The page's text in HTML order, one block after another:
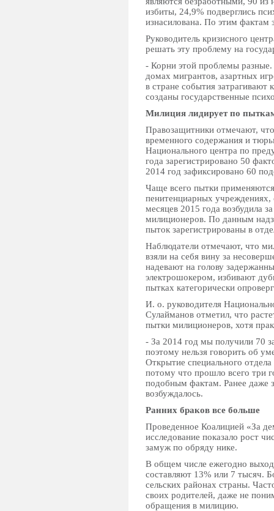
избиты, 24,9% подверглись
изнасилована. По этим фактам
Руководитель кризисного
решать эту проблему на
- Корни этой проблемы
домах мигрантов, азартных
в стране события
созданы государственные
Милиция лидирует по
Правозащитники отмечают,
временного содержания и
Национального центра по
года зарегистрировано 50
2014 год зафиксировано 60
Чаще всего пытки
пенитенциарных учреждениях,
месяцев 2015 года возбудила
милиционеров. По данным
пыток зарегистрированы в
Наблюдатели отмечают, что
взяли на себя вину за
надевают на голову
электрошокером, избивают
пытках категорически
И. о. руководителя
Сулайманов отметил, что
пытки милиционеров, хотя
- За 2014 год мы получили 70
поэтому нельзя говорить об
Открытие специального
потому что прошло всего три
подобным фактам. Ранее даже
возбуждалось.
Ранних браков все больше
Проведенное Коалицией «За
исследование показало рост
замуж по обряду нике.
В общем числе ежегодно
составляют 13% или 7 тысяч.
сельских районах страны.
своих родителей, даже не
обращения в милицию.